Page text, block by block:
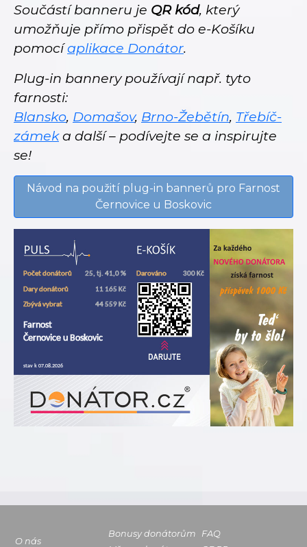
Součástí banneru je QR kód, který
umožňuje přímo přispět do e-Košíku
pomocíaplikace Donátor.
Plug-in bannery používají např. tyto
farnosti:
Blansko, Domašov, Brno-Žebětín, Třebíč-
zámeka další – podívejte se a inspirujte
se!
Návod na použití plug-in bannerů pro Farnost
Černovice u Boskovic
O nás
Bonusy donátorům
FAQ